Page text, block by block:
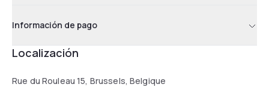
Información de pago
Localización
Rue du Rouleau 15, Brussels, Belgique